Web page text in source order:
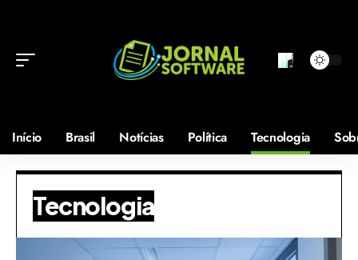
Início Brasil Notícias Política Tecnologia
Tecnologia